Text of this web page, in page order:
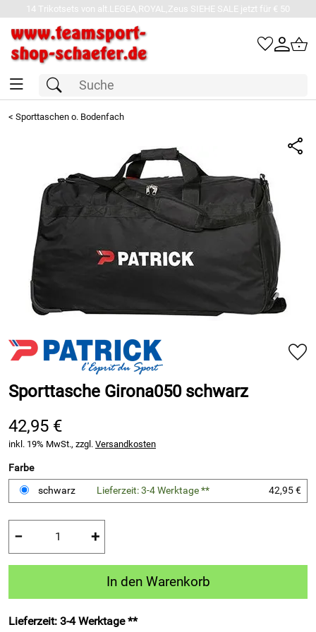
14 Trikotsets von alt.LEGEA,ROYAL,Zeus SIEHE SALE jetzt für € 50
< Sporttaschen o. Bodenfach
Sporttasche Girona050 schwarz
42,95 €
inkl. 19% MwSt., zzgl. Versandkosten
Farbe
schwarz
Lieferzeit: 3-4 Werktage ** 42,95 €
− +
In den Warenkorb
Lieferzeit: 3-4 Werktage **